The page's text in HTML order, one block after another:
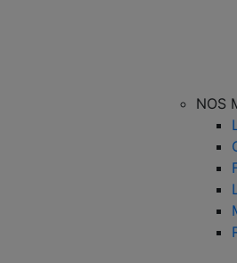
NOS